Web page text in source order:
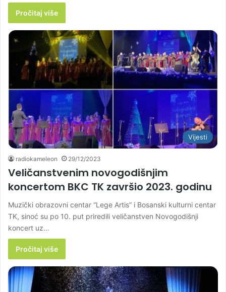
Pročitaj više
Vijesti
radiokameleon 29/12/2023
Veličanstvenim novogodišnjim
koncertom BKC TK završio 2023. godinu
Muzički obrazovni centar “Lege Artis” i Bosanski kulturni centar
TK, sinoć su po 10. put priredili veličanstven Novogodišnji
koncert uz…
Pročitaj više